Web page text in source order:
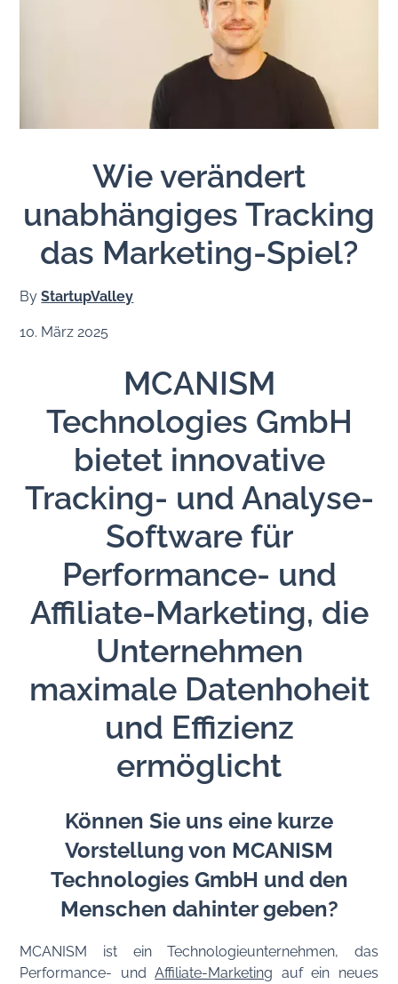
Wie verändert
unabhängiges Tracking
das Marketing-Spiel?
ByStartupValley
10. März 2025
MCANISM
Technologies GmbH
bietet innovative
Tracking- und Analyse-
Software für
Performance- und
Affiliate-Marketing, die
Unternehmen
maximale Datenhoheit
und Effizienz
ermöglicht
Können Sie uns eine kurze
Vorstellung von MCANISM
Technologies GmbH und den
Menschen dahinter geben?
MCANISM ist ein Technologieunternehmen, das
Performance- undAffiliate-Marketing auf ein neues